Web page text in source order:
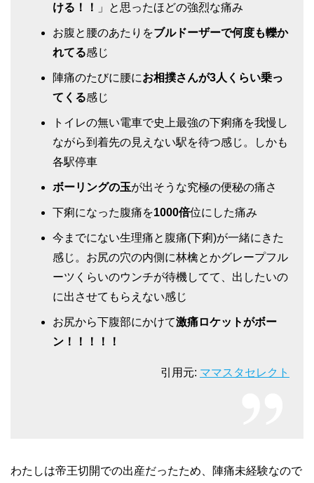
ける！！
」と思ったほどの強烈な痛み
お腹と腰のあたりをブルドーザーで何度も轢か
れてる感じ
陣痛のたびに腰にお相撲さんが3人くらい乗っ
てくる感じ
トイレの無い電車で史上最強の下痢痛を我慢し
ながら到着先の見えない駅を待つ感じ。しかも
各駅停車
ボーリングの玉が出そうな究極の便秘の痛さ
下痢になった腹痛を1000倍位にした痛み
今までにない生理痛と腹痛(下痢)が一緒にきた
感じ。お尻の穴の内側に林檎とかグレープフル
ーツくらいのウンチが待機してて、出したいの
に出させてもらえない感じ
お尻から下腹部にかけて激痛ロケットがボー
ン！！！！！
引用元: ママスタセレクト
わたしは帝王切開での出産だったため、陣痛未経験なので